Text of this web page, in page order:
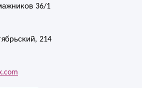
36/1
214